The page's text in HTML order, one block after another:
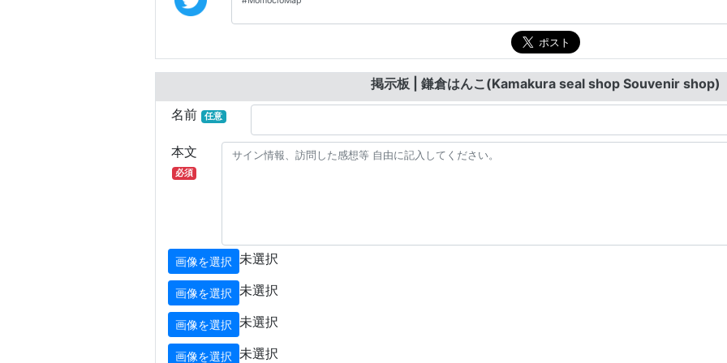
掲示板 | 鎌倉はんこ(Kamakura seal shop Souvenir shop)
名前
任意
本文
必須
画像を選択 未選択
画像を選択 未選択
画像を選択 未選択
画像を選択 未選択